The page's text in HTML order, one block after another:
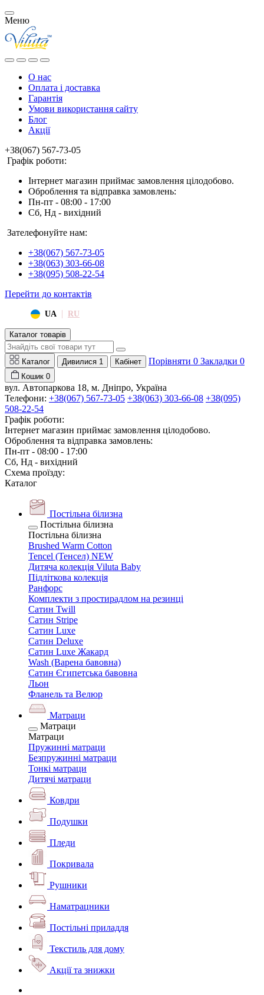
Меню
О нас
Оплата і доставка
Гарантія
Умови використання сайту
Блог
Акції
+38(067) 567-73-05
Графік роботи:
Інтернет магазин приймає замовлення цілодобово.
Оброблення та відправка замовлень:
Пн-пт - 08:00 - 17:00
Сб, Нд - вихідний
Зателефонуйте нам:
+38(067) 567-73-05
+38(063) 303-66-08
+38(095) 508-22-54
Перейти до контактів
UA | RU
Каталог товарів
Каталог Дивилися 1 Кабінет Порівняти 0 Закладки 0
Кошик 0
вул. Автопаркова 18, м. Дніпро, Україна
Телефони: +38(067) 567-73-05 +38(063) 303-66-08 +38(095)
508-22-54
Графік роботи:
Інтернет магазин приймає замовлення цілодобово.
Оброблення та відправка замовлень:
Пн-пт - 08:00 - 17:00
Сб, Нд - вихідний
Схема проїзду:
Каталог
Постільна білизна
Постільна білизна
Постільна білизна
Brushed Warm Cotton
Tencel (Тенсел) NEW
Дитяча колекція Viluta Baby
Підліткова колекція
Ранфорс
Комплекти з простирадлом на резинці
Сатин Twill
Сатин Stripe
Сатин Luxe
Сатин Deluxe
Сатин Luxe Жакард
Wash (Варена бавовна)
Сатин Єгипетська бавовна
Льон
Фланель та Велюр
Матраци
Матраци
Матраци
Пружинні матраци
Безпружинні матраци
Тонкі матраци
Дитячі матраци
Ковдри
Подушки
Пледи
Покривала
Рушники
Наматрацники
Постільні приладдя
Текстиль для дому
Акції та знижки